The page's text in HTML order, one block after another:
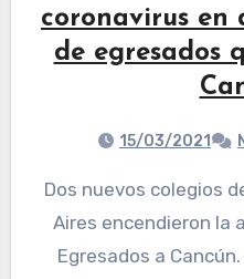
coronavirus en
de egresados
15/03/2021
Dos nuevos colegios de la Provincia de Buenos
Aires encendieron la
Egresados a